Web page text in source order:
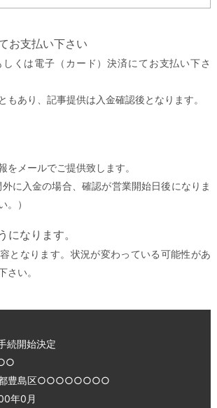
お支払い下さい
くは電子（カード）決済にてお支払い下さ
もあり、記事提供は入金確認後となります。
をメールでご提供致します。
に入金の場合、確認が営業開始日後になりま
。）
になります。
となります。状況が変わっている可能性があ
さい。
開始決定
豊島区○○○○○○○○
0月